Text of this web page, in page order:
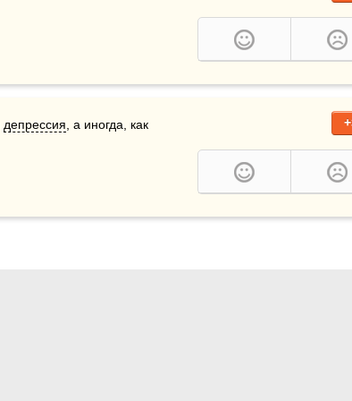
депрессия , а иногда, как